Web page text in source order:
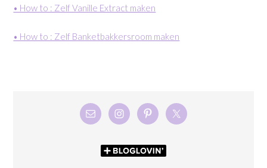
• How to : Zelf Vanille Extract maken
• How to : Zelf Banketbakkersroom maken